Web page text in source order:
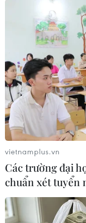
Những thiết bị
số lượng các
người dùng duy
hơn.
Nghiên cứu được
cứu Y học
vietnamplus.vn
Các trường đại
chuẩn xét tuyển